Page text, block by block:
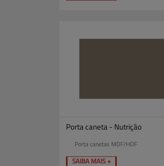
Porta caneta - Nutrição
Porta canetas MDF/HDF
SAIBA MAIS +